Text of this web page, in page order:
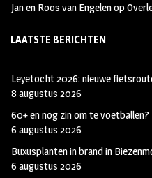
Jan en Roos van Engelenop
LAATSTE BERICHTEN
Leyetocht 2026: nieuwe
8 augustus 2026
60+ en nog zin om te
6 augustus 2026
Buxusplanten in brand in
6 augustus 2026